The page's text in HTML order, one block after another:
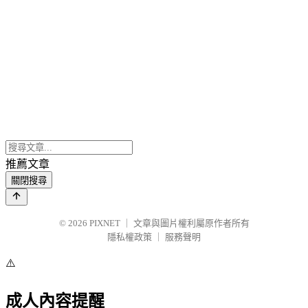
推薦文章
關閉搜尋
© 2026 PIXNET
文章與圖片權利屬原作者所有
隱私權政策
服務聲明
⚠️
成人內容提醒